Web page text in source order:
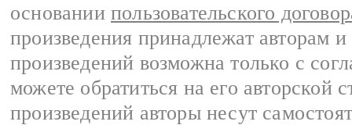
основании пользовательского
произведения принадлежат авторам
произведений возможна только с
можете обратиться на его авторской
произведений авторы несут